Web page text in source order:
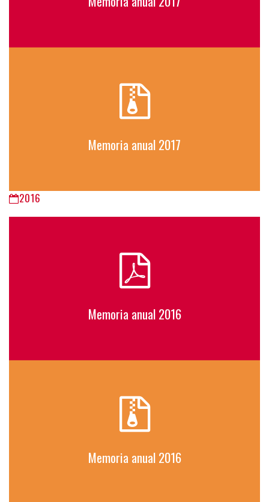
Memoria anual 2017
2016
Memoria anual 2016
Memoria anual 2016